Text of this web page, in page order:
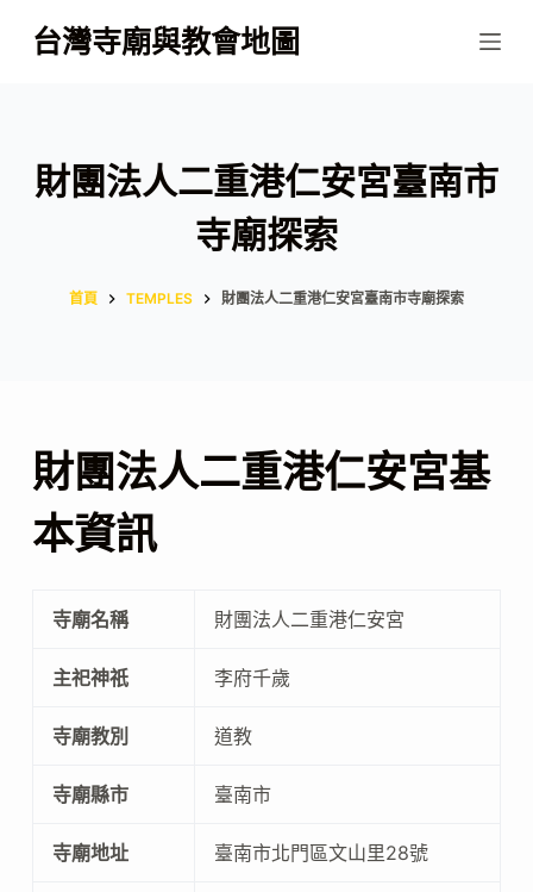
跳
至
容
台灣寺廟與教會地圖
財團法人二重港仁安宮臺南市
寺廟探索
首頁 TEMPLES 財團法人二重港仁安宮臺南市寺廟探索
財團法人二重港仁安宮基
本資訊
寺廟名稱 財團法人二重港仁安宮
主祀神祇 李府千歲
寺廟教別 道教
寺廟縣市 臺南市
寺廟地址 臺南市北門區文山里28號